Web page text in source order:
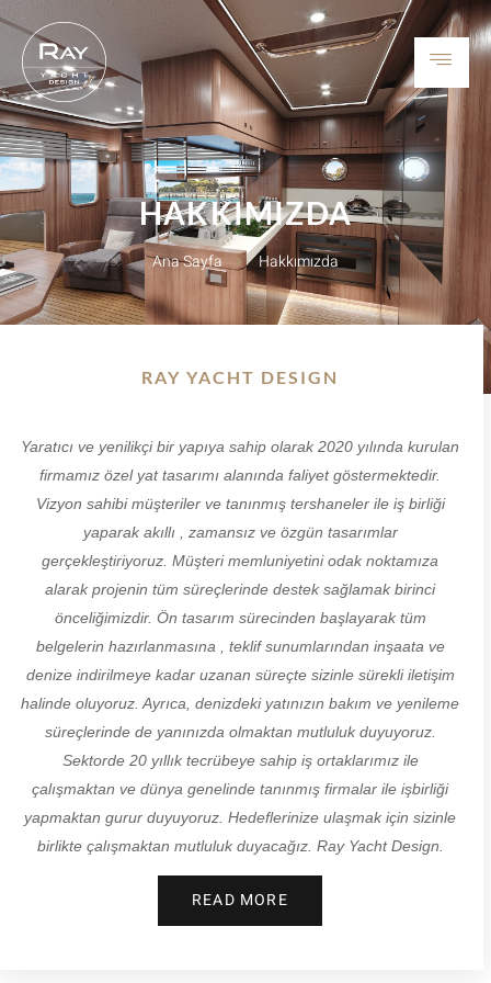
HAKKIMIZDA
Ana Sayfa Hakkımızda
RAY YACHT DESIGN
Yaratıcı ve yenilikçi bir yapıya sahip olarak 2020 yılında kurulan
firmamız özel yat tasarımı alanında faliyet göstermektedir.
Vizyon sahibi müşteriler ve tanınmış tershaneler ile iş birliği
yaparak akıllı , zamansız ve özgün tasarımlar
gerçekleştiriyoruz. Müşteri memluniyetini odak noktamıza
alarak projenin tüm süreçlerinde destek sağlamak birinci
önceliğimizdir. Ön tasarım sürecinden başlayarak tüm
belgelerin hazırlanmasına , teklif sunumlarından inşaata ve
denize indirilmeye kadar uzanan süreçte sizinle sürekli iletişim
halinde oluyoruz. Ayrıca, denizdeki yatınızın bakım ve yenileme
süreçlerinde de yanınızda olmaktan mutluluk duyuyoruz.
Sektorde 20 yıllık tecrübeye sahip iş ortaklarımız ile
çalışmaktan ve dünya genelinde tanınmış firmalar ile işbirliği
yapmaktan gurur duyuyoruz. Hedeflerinize ulaşmak için sizinle
birlikte çalışmaktan mutluluk duyacağız. Ray Yacht Design.
READ MORE